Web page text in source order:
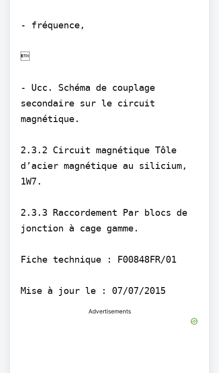
- fréquence,

- Ucc. Schéma de couplage
secondaire sur le circuit
magnétique.
2.3.2 Circuit magnétique Tôle
d’acier magnétique au silicium,
1W7.
2.3.3 Raccordement Par blocs de
jonction à cage gamme.
Fiche technique : F00848FR/01
Mise à jour le : 07/07/2015
Advertisements